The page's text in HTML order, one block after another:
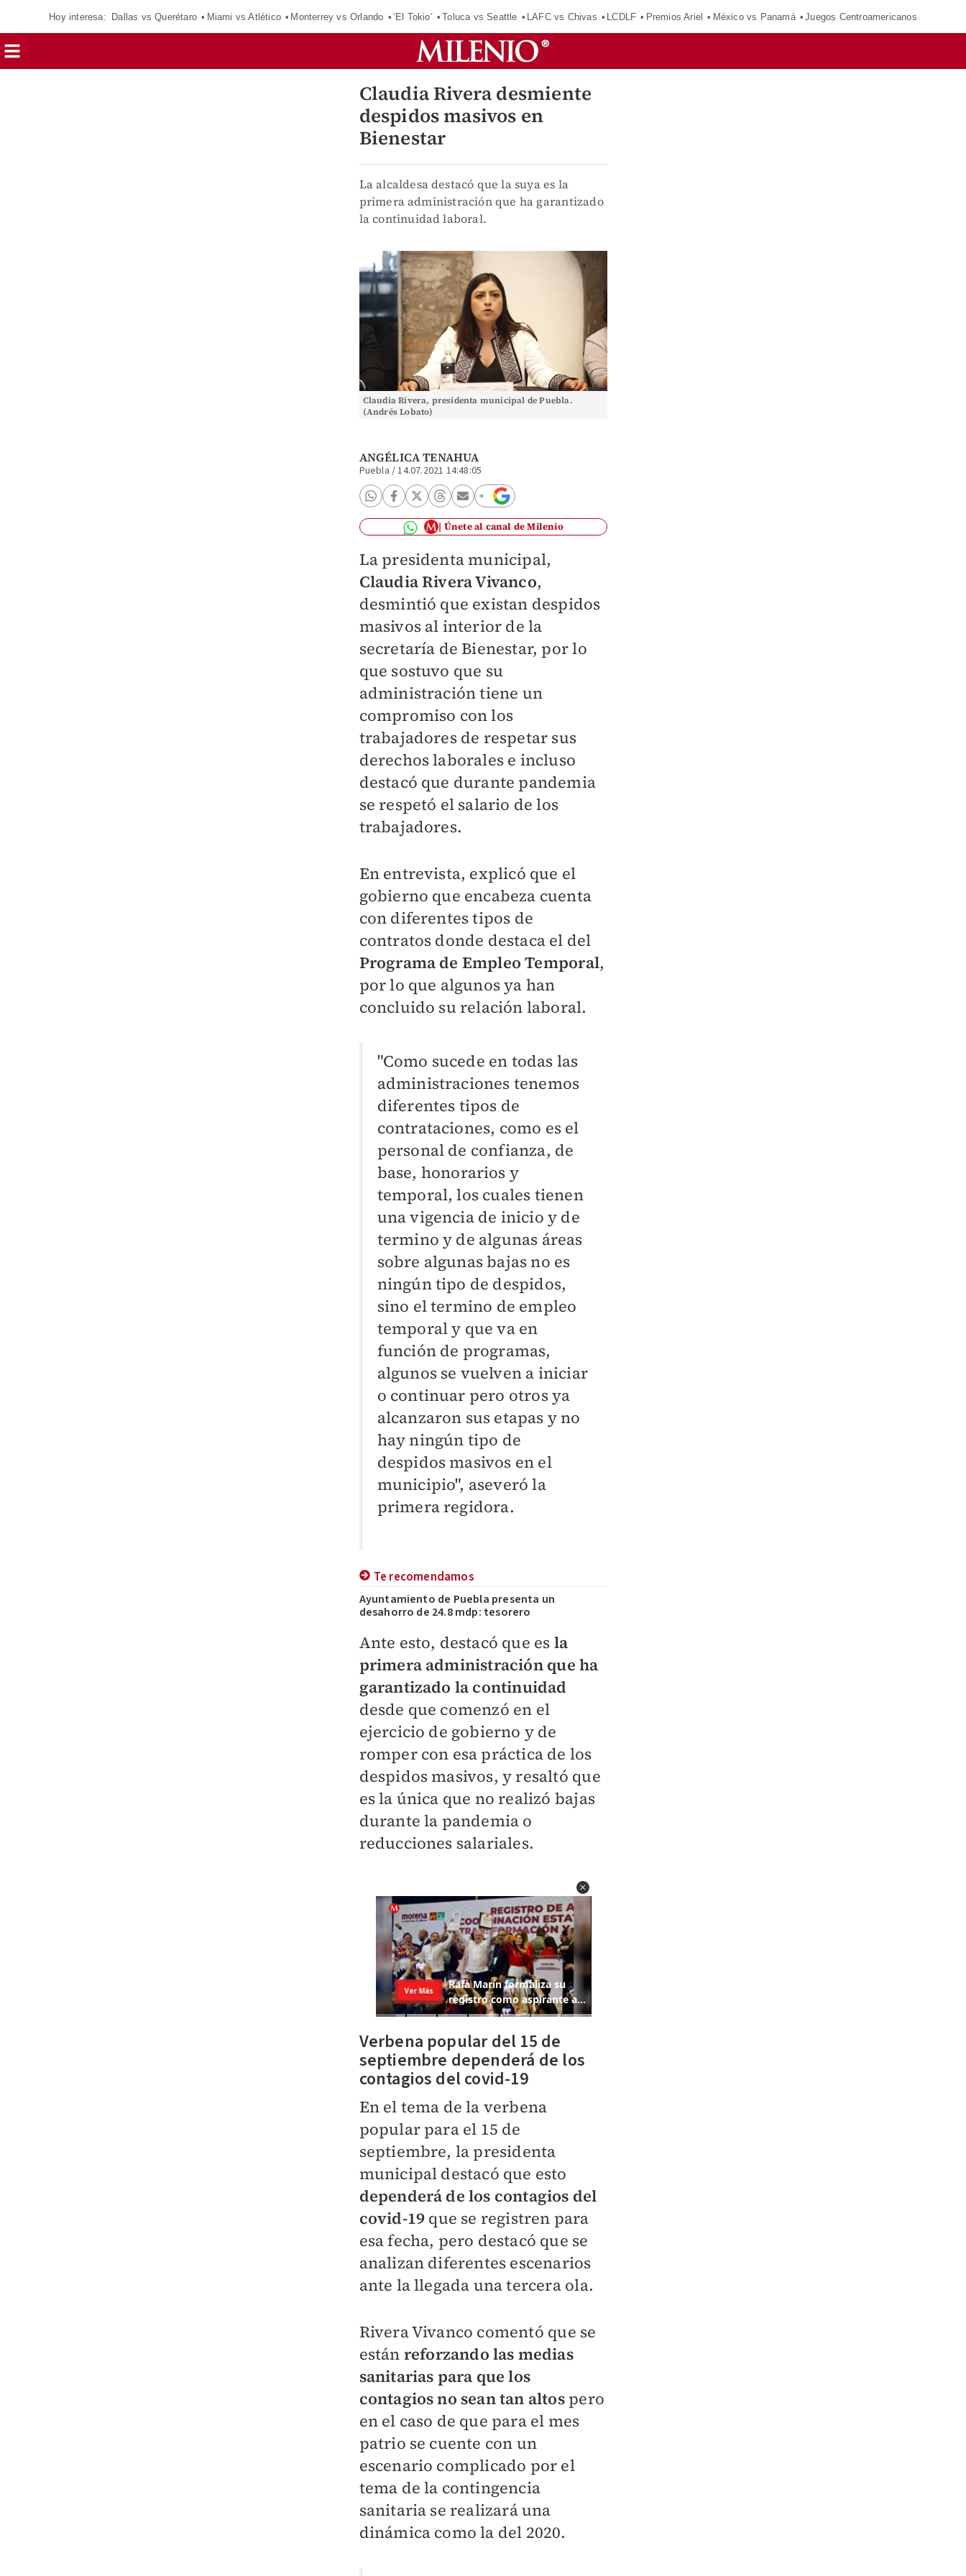
Hoy interesa: Dallas vs Querétaro Miami vs Atlético Monterrey vs Orlando ‘El Tokio’ Toluca vs Seattle LAFC vs Chivas LCDLF Premios Ariel México vs Panamá Juegos Centroamericanos
Claudia Rivera desmiente
despidos masivos en
Bienestar
La alcaldesa destacó que la suya es la
primera administración que ha garantizado
la continuidad laboral.
Claudia Rivera, presidenta municipal de Puebla.
(Andrés Lobato)
ANGÉLICA TENAHUA
Puebla /14.07.2021 14:48:05
Únete al canal de Milenio
La presidenta municipal,
Claudia Rivera Vivanco,
desmintió que existan despidos
masivos al interior de la
secretaría de Bienestar, por lo
que sostuvo que su
administración tiene un
compromiso con los
trabajadores de respetar sus
derechos laborales e incluso
destacó que durante pandemia
se respetó el salario de los
trabajadores.
En entrevista, explicó que el
gobierno que encabeza cuenta
con diferentes tipos de
contratos donde destaca el del
Programa de Empleo Temporal,
por lo que algunos ya han
concluido su relación laboral.
"Como sucede en todas las
administraciones tenemos
diferentes tipos de
contrataciones, como es el
personal de confianza, de
base, honorarios y
temporal, los cuales tienen
una vigencia de inicio y de
termino y de algunas áreas
sobre algunas bajas no es
ningún tipo de despidos,
sino el termino de empleo
temporal y que va en
función de programas,
algunos se vuelven a iniciar
o continuar pero otros ya
alcanzaron sus etapas y no
hay ningún tipo de
despidos masivos en el
municipio", aseveró la
primera regidora.
Te recomendamos
Ayuntamiento de Puebla presenta un
desahorro de 24.8 mdp: tesorero
Ante esto, destacó que es la
primera administración que ha
garantizado la continuidad
desde que comenzó en el
ejercicio de gobierno y de
romper con esa práctica de los
despidos masivos, y resaltó que
es la única que no realizó bajas
durante la pandemia o
reducciones salariales.
Verbena popular del 15 de
septiembre dependerá de los
contagios del covid-19
En el tema de la verbena
popular para el 15 de
septiembre, la presidenta
municipal destacó que esto
dependerá de los contagios del
covid-19 que se registren para
esa fecha, pero destacó que se
analizan diferentes escenarios
ante la llegada una tercera ola.
Rivera Vivanco comentó que se
están reforzando las medias
sanitarias para que los
contagios no sean tan altospero
en el caso de que para el mes
patrio se cuente con un
escenario complicado por el
tema de la contingencia
sanitaria se realizará una
dinámica como la del 2020.